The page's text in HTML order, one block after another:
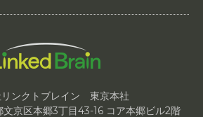
リンクトブレイン 東京本社
京区本郷3丁目43-16 コア本郷ビル2階